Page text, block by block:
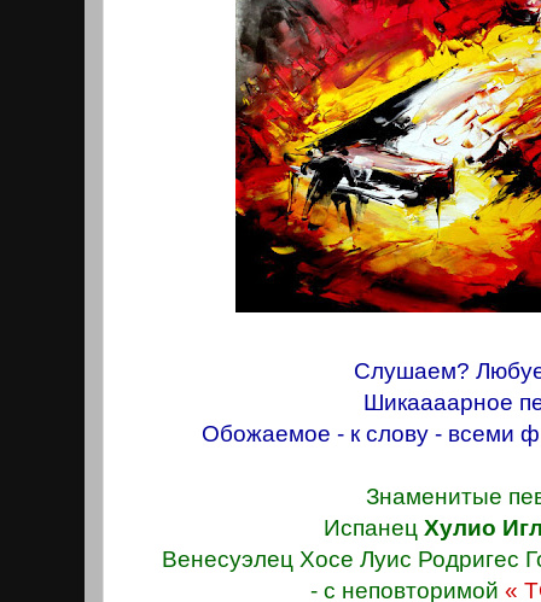
Слушаем?
Шикаааaрное
Обожаемое - к слову - всеми
Знаменитые
Испанец Хулио
Венесуэлец Хосе Луис Родригес
- с неповторимой «